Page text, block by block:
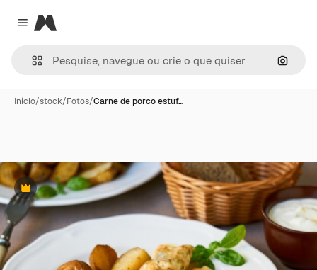
Close menu
Magnific
Início/stock/Fotos/Carne de porco estuf…
Premium